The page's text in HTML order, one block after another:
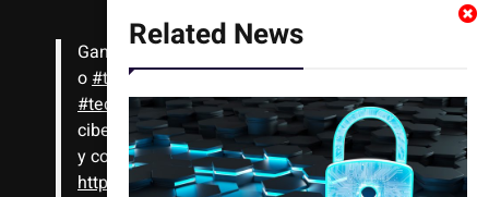
Related News
Gana #Bitcoinsolo con leer artículos, noticias
o #tutorialesinteresantes de ciencia,
#tecnología,#criptomonedas, seguridad
cibernética y más!! Sólo tienes que registrarte
y comenzar a navegar
https://t.co/1KjkllJEit